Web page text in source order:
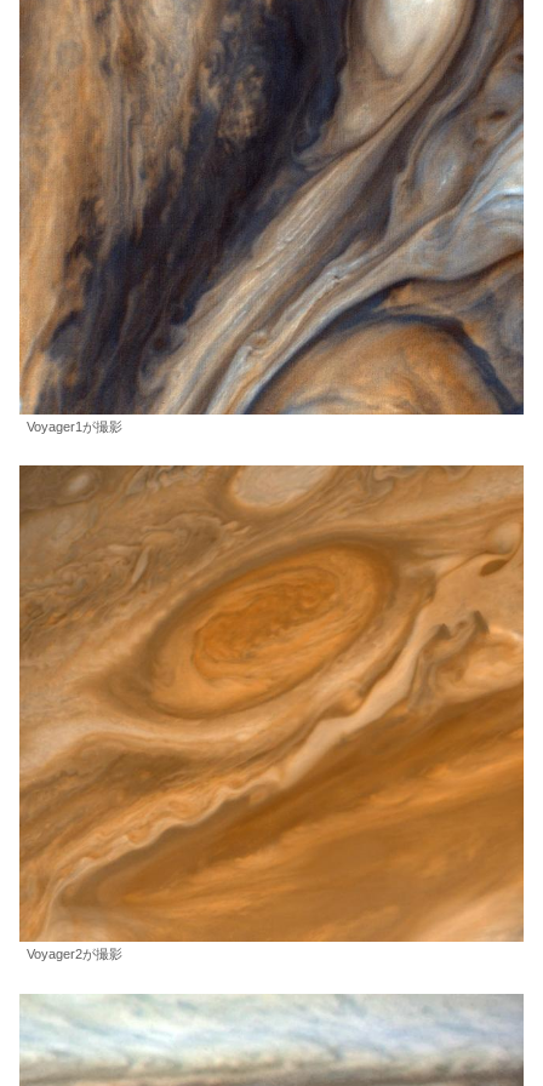
Voyager1が撮影
Voyager2が撮影